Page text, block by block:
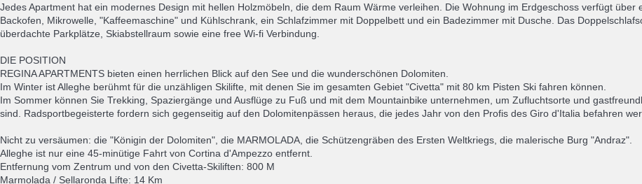
Jedes Apartment hat ein modernes Design mit hellen Holzmöbeln, die dem Raum Wärme verleihen. Die Wohnung im Erdgeschoss verfügt
Backofen, Mikrowelle, "Kaffeemaschine" und Kühlschrank, ein Schlafzimmer mit Doppelbett und ein Badezimmer mit Dusche. Das
überdachte Parkplätze, Skiabstellraum sowie eine free Wi-fi Verbindung.
DIE POSITION
REGINA APARTMENTS bieten einen herrlichen Blick auf den See und die wunderschönen Dolomiten.
Im Winter ist Alleghe berühmt für die unzähligen Skilifte, mit denen Sie im gesamten Gebiet "Civetta" mit 80 km Pisten Ski fahren können.
Im Sommer können Sie Trekking, Spaziergänge und Ausflüge zu Fuß und mit dem Mountainbike unternehmen, um Zufluchtsorte und
sind. Radsportbegeisterte fordern sich gegenseitig auf den Dolomitenpässen heraus, die jedes Jahr von den Profis des Giro d'Italia befahren
Nicht zu versäumen: die "Königin der Dolomiten", die MARMOLADA, die Schützengräben des Ersten Weltkriegs, die malerische Burg "Andraz".
Alleghe ist nur eine 45-minütige Fahrt von Cortina d'Ampezzo entfernt.
Entfernung vom Zentrum und von den Civetta-Skiliften: 800 M
Marmolada / Sellaronda Lifte: 14 Km